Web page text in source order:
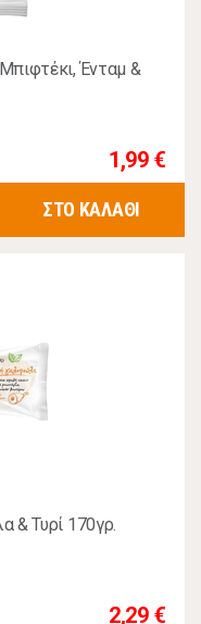
Ένταμ &
1,99 €
ΣΤΟ ΚΑΛΑΘΙ
& Τυρί 170γρ.
2,29 €